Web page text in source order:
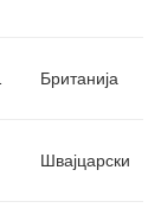
Британија
Швајцарски